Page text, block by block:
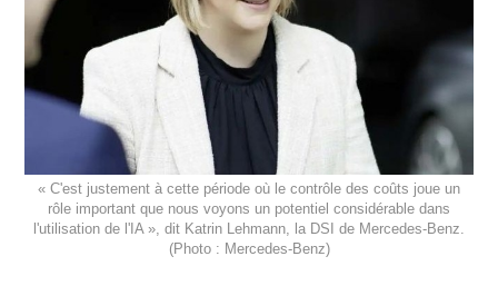
« C'est justement à cette période où le contrôle des coûts joue un
rôle important que nous voyons un potentiel considérable dans
l'utilisation de l'IA », dit Katrin Lehmann, la DSI de Mercedes-Benz.
(Photo : Mercedes-Benz)